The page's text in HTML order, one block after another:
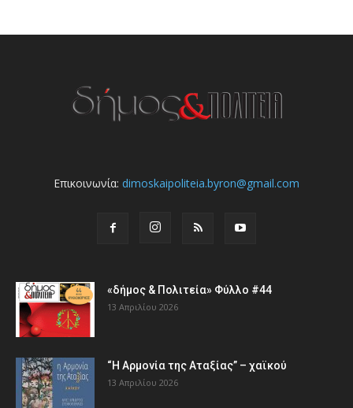
Επικοινωνία: dimoskaipoliteia.byron@gmail.com
«δήμος & Πολιτεία» Φύλλο #44
13 Απριλίου 2026
“Η Αρμονία της Αταξίας” – χαϊκού
13 Απριλίου 2026